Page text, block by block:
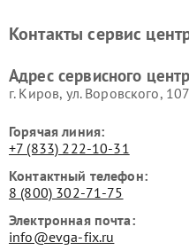
Контакты сервис
Адрес сервисного
г. Киров, ул. Воровского, 107
Горячая линия:
+7 (833) 222-10-31
Контактный телефон:
8 (800) 302-71-75
Электронная почта:
info@evga-fix.ru